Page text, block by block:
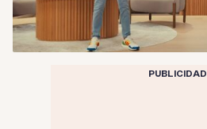
PUBLICIDAD